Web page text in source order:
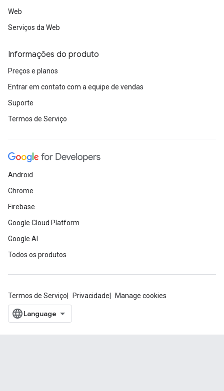
Web
Serviços da Web
Informações do produto
Preços e planos
Entrar em contato com a equipe de vendas
Suporte
Termos de Serviço
Android
Chrome
Firebase
Google Cloud Platform
Google AI
Todos os produtos
Termos de Serviço Privacidade Manage cookies